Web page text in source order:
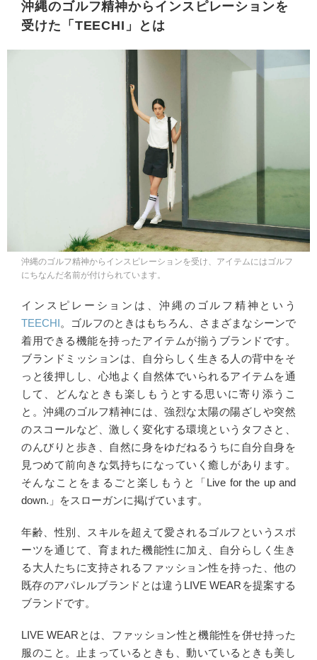
沖縄のゴルフ精神からインスピレーションを
受けた「TEECHI」とは
沖縄のゴルフ精神からインスピレーションを受け、アイテムにはゴルフ
にちなんだ名前が付けられています。
インスピレーションは、沖縄のゴルフ精神という
TEECHI。ゴルフのときはもちろん、さまざまなシーンで
着用できる機能を持ったアイテムが揃うブランドです。
ブランドミッションは、自分らしく生きる人の背中をそ
っと後押しし、心地よく自然体でいられるアイテムを通
して、どんなときも楽しもうとする思いに寄り添うこ
と。沖縄のゴルフ精神には、強烈な太陽の陽ざしや突然
のスコールなど、激しく変化する環境というタフさと、
のんびりと歩き、自然に身をゆだねるうちに自分自身を
見つめて前向きな気持ちになっていく癒しがあります。
そんなことをまるごと楽しもうと「Live for the up and
down.」をスローガンに掲げています。
年齢、性別、スキルを超えて愛されるゴルフというスポ
ーツを通じて、育まれた機能性に加え、自分らしく生き
る大人たちに支持されるファッション性を持った、他の
既存のアパレルブランドとは違うLIVE WEARを提案する
ブランドです。
LIVE WEARとは、ファッション性と機能性を併せ持った
服のこと。止まっているときも、動いているときも美し